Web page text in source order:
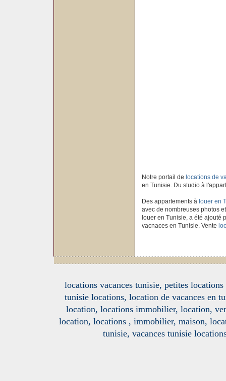
Notre portail de locations de
en Tunisie. Du studio à
Des appartements à louer en
avec de nombreuses photos
louer en Tunisie, a été ajouté
vacnaces en Tunisie. Vente
locations vacances tunisie, petites
tunisie locations, location de vacances en
location, locations immobilier, location,
location, locations , immobilier, maison,
tunisie, vacances tunisie